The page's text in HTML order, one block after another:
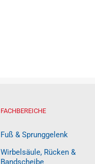
FACHBEREICHE
Fuß & Sprunggelenk
Wirbelsäule, Rücken &
Bandscheibe